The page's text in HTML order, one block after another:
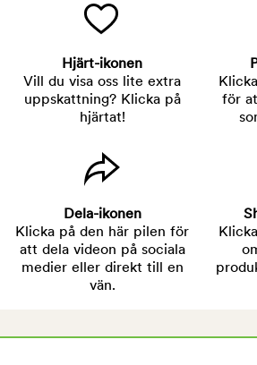
Hjärt-ikonen
Vill du visa oss lite extra
uppskattning? Klicka på
hjärtat!
för
Dela-ikonen
Klicka på den här pilen för
att dela videon på sociala
medier eller direkt till en
vän.